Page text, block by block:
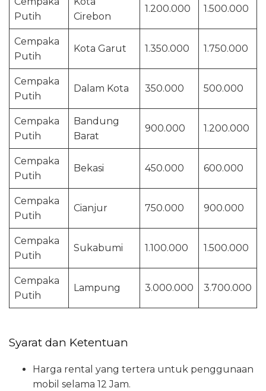
Putih
Cirebon
1.200.000 1.500.000
Cempaka
Putih
Kota Garut 1.350.000 1.750.000
Cempaka
Putih
Dalam Kota 350.000 500.000
Cempaka
Putih
Bandung
Barat
900.000 1.200.000
Cempaka
Putih
Bekasi 450.000 600.000
Cempaka
Putih
Cianjur 750.000 900.000
Cempaka
Putih
Sukabumi 1.100.000 1.500.000
Cempaka
Putih
Lampung 3.000.000 3.700.000
Syarat dan Ketentuan
Harga rental yang tertera untuk penggunaan
mobil selama 12 Jam.